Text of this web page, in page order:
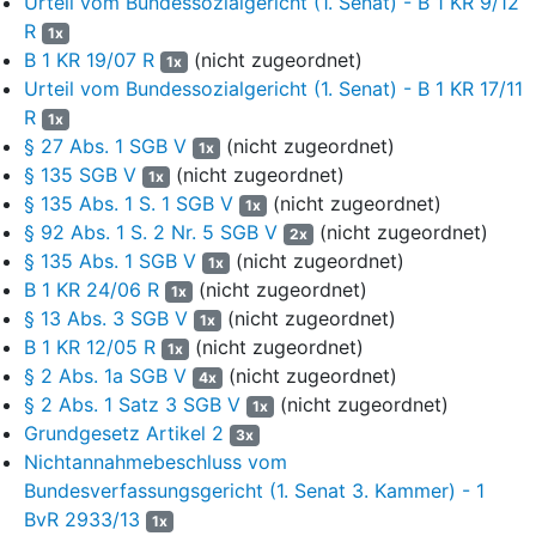
Daraufhin beauftragte die Beklagte den MDK mit der
Erstellung eines Zweitgutachtens. Mit Gutachten vom
03.12.2020 bestätigte die Gutachterin das Ergebnis der
Erstbegutachtung. Als alternative Therapien zur
Diagnosesicherung, Metastasendetektion und Lokalisation
des vermuteten Tumorgeschehens stünden CT-
Untersuchungen sowie sonographische und
knochenszintigraphische Untersuchungen zur Verfügung. Im
mittlerweile dargelegten weiteren Verlauf habe erst durch eine
Knochenszintigraphie der nach PET-CT als Verdacht
geäußerte Befund bestätigt werden können. Ein für
therapierelevante Entscheidungen belegter Mehrnutzen der
beantragten Diagnostik werde nicht dargelegt.
Mit Schreiben vom 16.12.2020 bat der Kläger die Beklagte um
Sachstandsmitteilung und Kostenerstattung der
zwischenzeitig durchgeführten PSMA PET-CT Untersuchung.
07.09.2020 über 1.467,62 EUR.
R
1x
B 1 KR 19/07 R 1x (nicht zugeordnet)
Urteil vom Bundessozialgericht (1. Senat) - B 1 KR 17/11
R
1x
§ 27 Abs. 1 SGB V 1x (nicht zugeordnet)
§ 135 SGB V
1x (nicht zugeordnet)
§ 135 Abs. 1 S. 1 SGB V
1x (nicht zugeordnet)
§ 92 Abs. 1 S. 2 Nr. 5 SGB V
2x (nicht zugeordnet)
§ 135 Abs. 1 SGB V
1x (nicht zugeordnet)
B 1 KR 24/06 R
1x (nicht zugeordnet)
§ 13 Abs. 3 SGB V
1x (nicht zugeordnet)
B 1 KR 12/05 R
1x (nicht zugeordnet)
§ 2 Abs. 1a SGB V
4x (nicht zugeordnet)
§ 2 Abs. 1 Satz 3 SGB V
1x (nicht zugeordnet)
Grundgesetz Artikel 2
3x
Nichtannahmebeschluss vom
Bundesverfassungsgericht (1. Senat 3. Kammer) - 1
BvR 2933/13
1x